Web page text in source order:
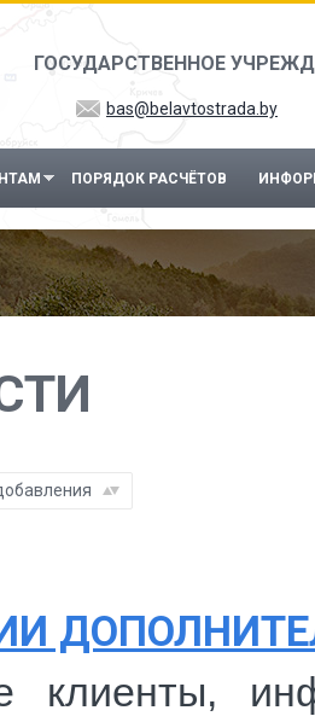
ГОСУДАРСТВЕННОЕ
bas@belavtostrada.by
ПОРЯДОК РАСЧЁТОВ
клиенты,